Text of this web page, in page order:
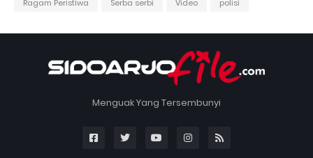
Ragam Peristiwa
Serba serbi Video polisi
Menguak Yang Tersembunyi